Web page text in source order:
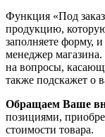
Функция «Под
продукцию,
заполняете форму,
менеджер магазина.
на вопросы,
также подскажет о
Обращаем Ваше
позициями,
стоимости товара.